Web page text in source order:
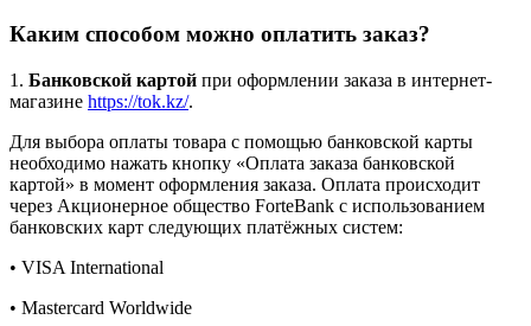
Каким способом можно оплатить заказ?
1. Банковской картой при оформлении заказа в интернет-
магазине https://tok.kz/.
Для выбора оплаты товара с помощью банковской карты
необходимо нажать кнопку «Оплата заказа банковской
картой» в момент оформления заказа. Оплата происходит
через Акционерное общество ForteBank с использованием
банковских карт следующих платёжных систем:
• VISA International
• Mastercard Worldwide